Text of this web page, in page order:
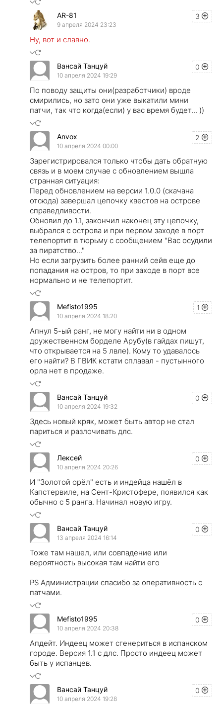
3
AR-81
9 апреля 2024 23:23
Ну, вот и славно.
0
Вансай Танцуй
10 апреля 2024 19:29
По поводу защиты они(разработчики) вроде
смирились, но зато они уже выкатили мини
патчи, так что когда(если) у вас время будет... ))
2
Anvox
10 апреля 2024 00:00
Зарегистрировался только чтобы дать обратную
связь и в моем случае с обновлением вышла
странная ситуация:
Перед обновлением на версии 1.0.0 (скачана
отсюда) завершал цепочку квестов на острове
справедливости.
Обновил до 1.1, закончил наконец эту цепочку,
выбрался с острова и при первом заходе в порт
телепортит в тюрьму с сообщением "Вас осудили
за пиратство..."
Но если загрузить более ранний сейв еще до
попадания на остров, то при заходе в порт все
нормально и не телепортит.
1
Mefisto1995
10 апреля 2024 18:20
Апнул 5-ый ранг, не могу найти ни в одном
дружественном борделе Арубу(в гайдах пишут,
что открывается на 5 лвле). Кому то удавалось
его найти? В ГВИК кстати сплавал - пустынного
орла нет в продаже.
0
Вансай Танцуй
10 апреля 2024 19:32
Здесь новый кряк, может быть автор не стал
париться и разлочивать длс.
0
Лексей
10 апреля 2024 20:26
И "Золотой орёл" есть и индейца нашёл в
Капстервиле, на Сент-Кристофере, появился как
обычно с 5 ранга. Начинал новую игру.
0
Вансай Танцуй
13 апреля 2024 16:14
Тоже там нашел, или совпадение или
вероятность высокая там найти его
PS Администрации спасибо за оперативность с
патчами.
0
Mefisto1995
10 апреля 2024 20:38
Апдейт. Индеец может сгенериться в испанском
городе. Версия 1.1 с длс. Просто индеец может
быть у испанцев.
0
Вансай Танцуй
10 апреля 2024 19:28